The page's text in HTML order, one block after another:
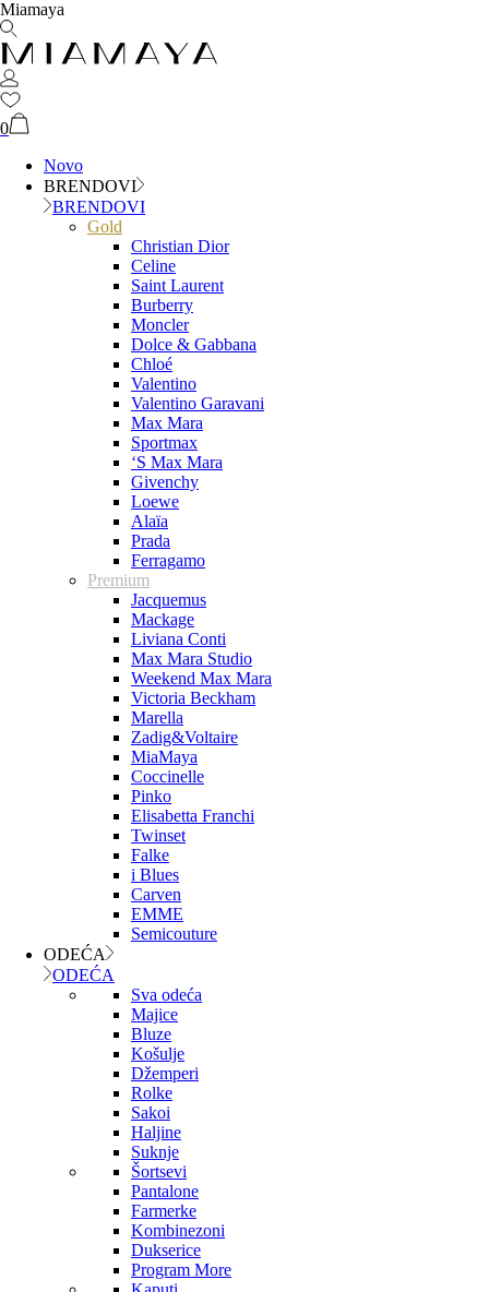
Miamaya
0
Novo
BRENDOVI
BRENDOVI
Gold
Christian Dior
Celine
Saint Laurent
Burberry
Moncler
Dolce & Gabbana
Chloé
Valentino
Valentino Garavani
Max Mara
Sportmax
‘S Max Mara
Givenchy
Loewe
Alaïa
Prada
Ferragamo
Premium
Jacquemus
Mackage
Liviana Conti
Max Mara Studio
Weekend Max Mara
Victoria Beckham
Marella
Zadig&Voltaire
MiaMaya
Coccinelle
Pinko
Elisabetta Franchi
Twinset
Falke
i Blues
Carven
EMME
Semicouture
ODEĆA
ODEĆA
Sva odeća
Majice
Bluze
Košulje
Džemperi
Rolke
Sakoi
Haljine
Suknje
Šortsevi
Pantalone
Farmerke
Kombinezoni
Dukserice
Program More